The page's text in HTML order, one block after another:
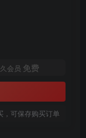
会员 免费
，可保存购买订单